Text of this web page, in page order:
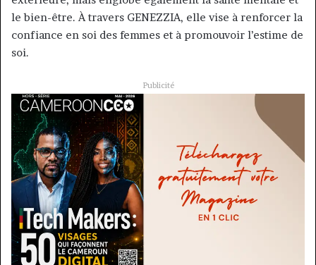
le bien-être. À travers GENEZZIA, elle vise à renforcer la
confiance en soi des femmes et à promouvoir l’estime de
soi.
Publicité